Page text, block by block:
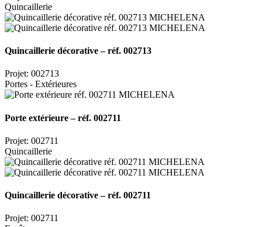
Quincaillerie
Quincaillerie décorative – réf. 002713
Projet: 002713
Portes - Extérieures
Porte extérieure – réf. 002711
Projet: 002711
Quincaillerie
Quincaillerie décorative – réf. 002711
Projet: 002711